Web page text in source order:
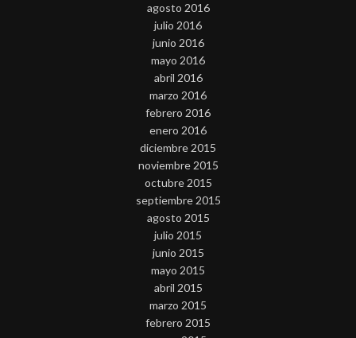
agosto 2016
julio 2016
junio 2016
mayo 2016
abril 2016
marzo 2016
febrero 2016
enero 2016
diciembre 2015
noviembre 2015
octubre 2015
septiembre 2015
agosto 2015
julio 2015
junio 2015
mayo 2015
abril 2015
marzo 2015
febrero 2015